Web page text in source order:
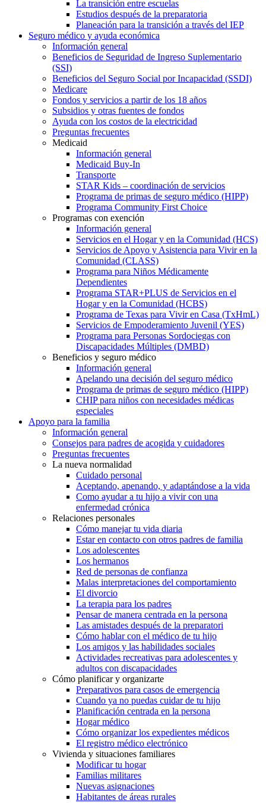
La transición entre escuelas
Estudios después de la preparatoria
Planeación para la transición a través del IEP
Seguro médico y ayuda económica
Información general
Beneficios de Seguridad de Ingreso Suplementario
(SSI)
Beneficios del Seguro Social por Incapacidad (SSDI)
Medicare
Fondos y servicios a partir de los 18 años
Subsidios y otras fuentes de fondos
Ayuda con los costos de la electricidad
Preguntas frecuentes
Medicaid
Información general
Medicaid Buy-In
Transporte
STAR Kids – coordinación de servicios
Programa de primas de seguro médico (HIPP)
Programa Community First Choice
Programas con exención
Información general
Servicios en el Hogar y en la Comunidad (HCS)
Servicios de Apoyo y Asistencia para Vivir en la
Comunidad (CLASS)
Programa para Niños Médicamente
Dependientes
Programa STAR+PLUS de Servicios en el
Hogar y en la Comunidad (HCBS)
Programa de Texas para Vivir en Casa (TxHmL)
Servicios de Empoderamiento Juvenil (YES)
Programa para Personas Sordociegas con
Discapacidades Múltiples (DMBD)
Beneficios y seguro médico
Información general
Apelando una decisión del seguro médico
Programa de primas de seguro médico (HIPP)
CHIP para niños con necesidades médicas
especiales
Apoyo para la familia
Información general
Consejos para padres de acogida y cuidadores
Preguntas frecuentes
La nueva normalidad
Cuidado personal
Aceptando, apenando, y adaptándose a la vida
Como ayudar a tu hijo a vivir con una
enfermedad crónica
Relaciones personales
Cómo manejar tu vida diaria
Estar en contacto con otros padres de familia
Los adolescentes
Los hermanos
Red de personas de confianza
Malas interpretaciones del comportamiento
El divorcio
La terapia para los padres
Pensar de manera centrada en la persona
Las amistades después de la preparatori
Cómo hablar con el médico de tu hijo
Los amigos y las habilidades sociales
Actividades recreativas para adolescentes y
adultos con discapacidades
Cómo planificar y organizarte
Preparativos para casos de emergencia
Cuando ya no puedas cuidar de tu hijo
Planificación centrada en la persona
Hogar médico
Cómo organizar los expedientes médicos
El registro médico electrónico
Vivienda y situaciones familiares
Modificar tu hogar
Familias militares
Nuevas asignaciones
Habitantes de áreas rurales